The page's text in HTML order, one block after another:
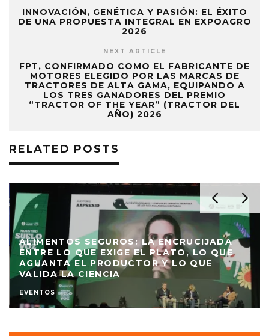
INNOVACIÓN, GENÉTICA Y PASIÓN: EL ÉXITO
DE UNA PROPUESTA INTEGRAL EN EXPOAGRO
2026
NEXT ARTICLE
FPT, CONFIRMADO COMO EL FABRICANTE DE
MOTORES ELEGIDO POR LAS MARCAS DE
TRACTORES DE ALTA GAMA, EQUIPANDO A
LOS TRES GANADORES DEL PREMIO
“TRACTOR OF THE YEAR” (TRACTOR DEL
AÑO) 2026
RELATED POSTS
ALIMENTOS SEGUROS: LA ENCRUCIJADA
ENTRE LO QUE EXIGE EL PLATO, LO QUE
AGUANTA EL PRODUCTOR Y LO QUE
VALIDA LA CIENCIA
EVENTOS